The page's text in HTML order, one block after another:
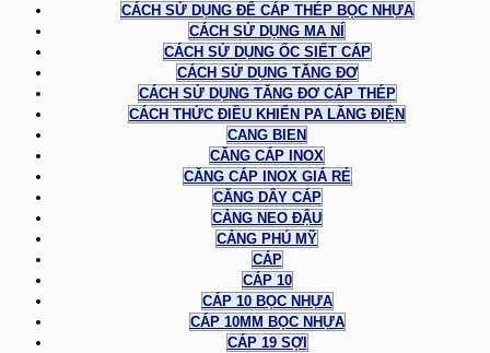
CÁCH SỬ DỤNG ĐỂ CÁP THÉP BỌC NHỰA
CÁCH SỬ DỤNG MA NÍ
CÁCH SỬ DỤNG ỐC SIẾT CÁP
CÁCH SỬ DỤNG TĂNG ĐƠ
CÁCH SỬ DỤNG TĂNG ĐƠ CÁP THÉP
CÁCH THỨC ĐIỀU KHIỂN PA LĂNG ĐIỆN
CANG BIEN
CĂNG CÁP INOX
CĂNG CÁP INOX GIÁ RẺ
CĂNG DÂY CÁP
CẢNG NEO ĐẬU
CẢNG PHÚ MỸ
CÁP
CÁP 10
CÁP 10 BỌC NHỰA
CÁP 10MM BỌC NHỰA
CÁP 19 SỢI